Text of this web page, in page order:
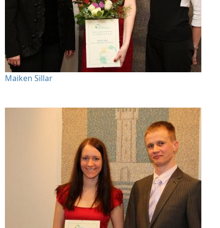
Maiken Sillar